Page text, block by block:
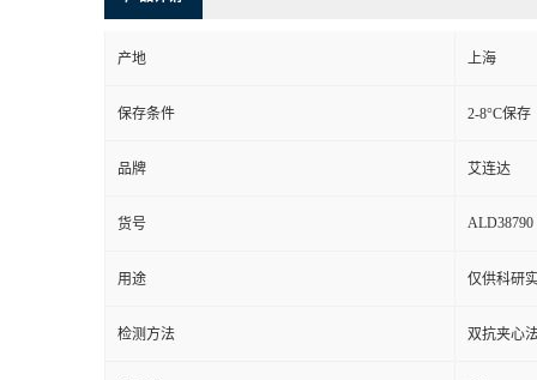
产地 上海
保存条件 2-8°C保存
品牌 艾连达
货号 ALD38790
用途 仅供科研
检测方法 双抗夹心